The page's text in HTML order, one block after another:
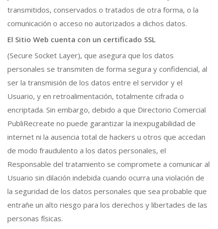
transmitidos, conservados o tratados de otra forma, o la
comunicación o acceso no autorizados a dichos datos.
El Sitio Web cuenta con un certificado SSL
(Secure Socket Layer), que asegura que los datos
personales se transmiten de forma segura y confidencial, al
ser la transmisión de los datos entre el servidor y el
Usuario, y en retroalimentación, totalmente cifrada o
encriptada. Sin embargo, debido a que Directorio Comercial
PubliRecreate no puede garantizar la inexpugabilidad de
internet ni la ausencia total de hackers u otros que accedan
de modo fraudulento a los datos personales, el
Responsable del tratamiento se compromete a comunicar al
Usuario sin dilación indebida cuando ocurra una violación de
la seguridad de los datos personales que sea probable que
entrañe un alto riesgo para los derechos y libertades de las
personas físicas.